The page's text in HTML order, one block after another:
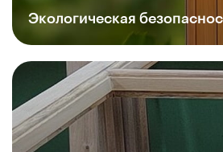
Экологическая